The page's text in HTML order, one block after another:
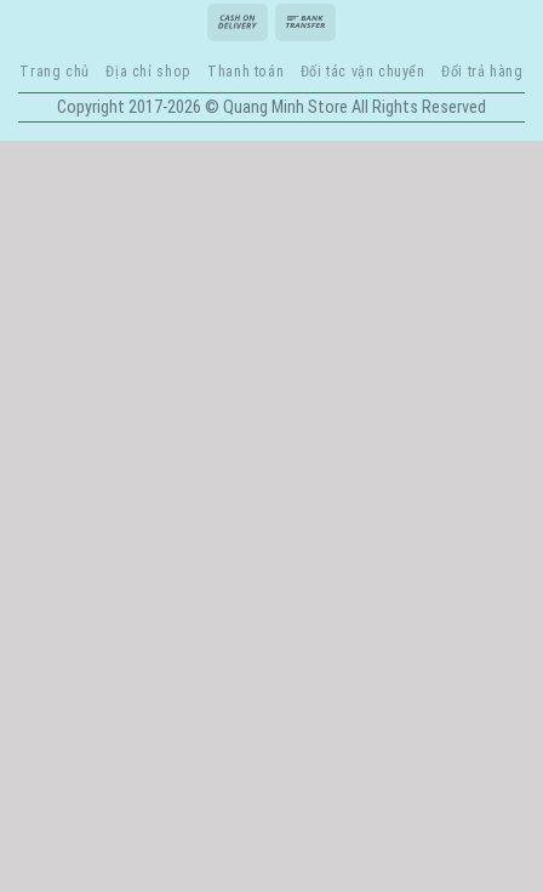
Trang chủ Địa chỉ shop Thanh toán Đối tác vận chuyển Đổi trả hàng
Copyright 2017-2026 © Quang Minh Store All Rights Reserved